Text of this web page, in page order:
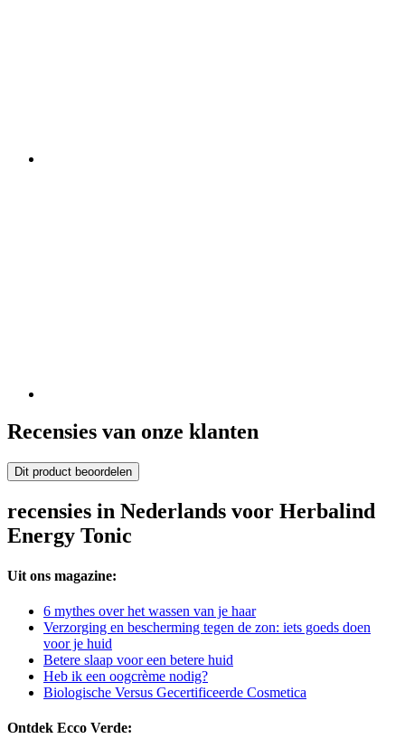
Recensies van onze klanten
Dit product beoordelen
recensies in Nederlands voor Herbalind
Energy Tonic
Uit ons magazine:
6 mythes over het wassen van je haar
Verzorging en bescherming tegen de zon: iets goeds doen
voor je huid
Betere slaap voor een betere huid
Heb ik een oogcrème nodig?
Biologische Versus Gecertificeerde Cosmetica
Ontdek Ecco Verde: